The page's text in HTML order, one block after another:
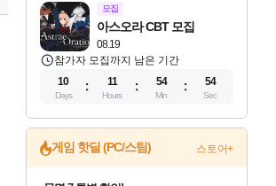
모집
08.19
아스오라 CBT 모집
참가자 모집까지 남은 기간
10
Days
11
Hours
54
Min
53
Sec
게임 핫딜 (PC/스팀) 스토어+